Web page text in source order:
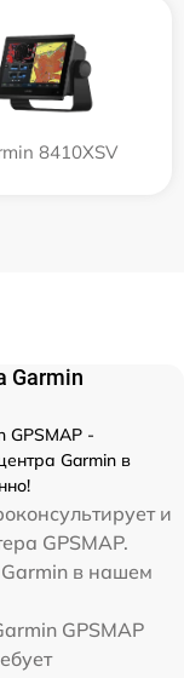
8410XSV
Garmin
GPSMAP -
Garmin в
и
GPSMAP.
в нашем
GPSMAP